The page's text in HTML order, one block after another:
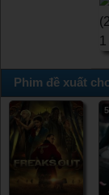
Phim đề xuất